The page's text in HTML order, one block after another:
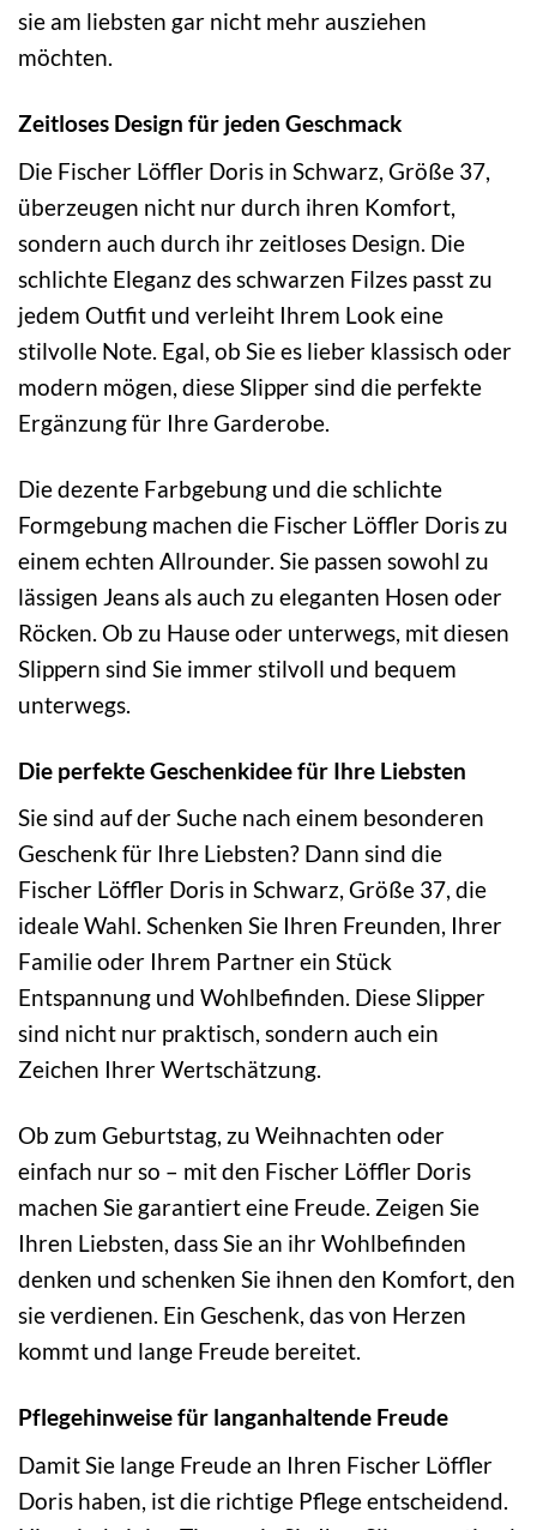
sie am liebsten gar nicht mehr ausziehen
möchten.
Zeitloses Design für jeden Geschmack
Die Fischer Löffler Doris in Schwarz, Größe 37,
überzeugen nicht nur durch ihren Komfort,
sondern auch durch ihr zeitloses Design. Die
schlichte Eleganz des schwarzen Filzes passt zu
jedem Outfit und verleiht Ihrem Look eine
stilvolle Note. Egal, ob Sie es lieber klassisch oder
modern mögen, diese Slipper sind die perfekte
Ergänzung für Ihre Garderobe.
Die dezente Farbgebung und die schlichte
Formgebung machen die Fischer Löffler Doris zu
einem echten Allrounder. Sie passen sowohl zu
lässigen Jeans als auch zu eleganten Hosen oder
Röcken. Ob zu Hause oder unterwegs, mit diesen
Slippern sind Sie immer stilvoll und bequem
unterwegs.
Die perfekte Geschenkidee für Ihre Liebsten
Sie sind auf der Suche nach einem besonderen
Geschenk für Ihre Liebsten? Dann sind die
Fischer Löffler Doris in Schwarz, Größe 37, die
ideale Wahl. Schenken Sie Ihren Freunden, Ihrer
Familie oder Ihrem Partner ein Stück
Entspannung und Wohlbefinden. Diese Slipper
sind nicht nur praktisch, sondern auch ein
Zeichen Ihrer Wertschätzung.
Ob zum Geburtstag, zu Weihnachten oder
einfach nur so – mit den Fischer Löffler Doris
machen Sie garantiert eine Freude. Zeigen Sie
Ihren Liebsten, dass Sie an ihr Wohlbefinden
denken und schenken Sie ihnen den Komfort, den
sie verdienen. Ein Geschenk, das von Herzen
kommt und lange Freude bereitet.
Pflegehinweise für langanhaltende Freude
Damit Sie lange Freude an Ihren Fischer Löffler
Doris haben, ist die richtige Pflege entscheidend.